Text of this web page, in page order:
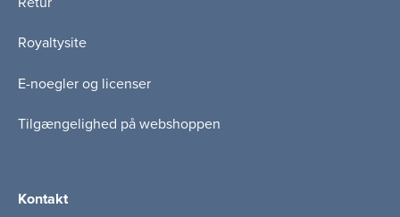
Royaltysite
E-noegler og licenser
Tilgængelighed på webshoppen
Kontakt